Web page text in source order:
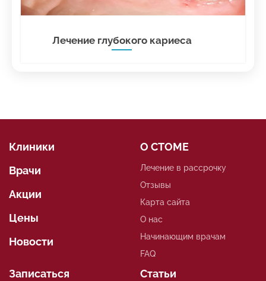
Лечение глубокого кариеса
Клиники
Врачи
Акции
Цены
Новости
О СТОМЕ
Лечение в рассрочку
Отзывы
Карта сайта
О нас
Начинающим врачам
FAQ
Статьи
Записаться